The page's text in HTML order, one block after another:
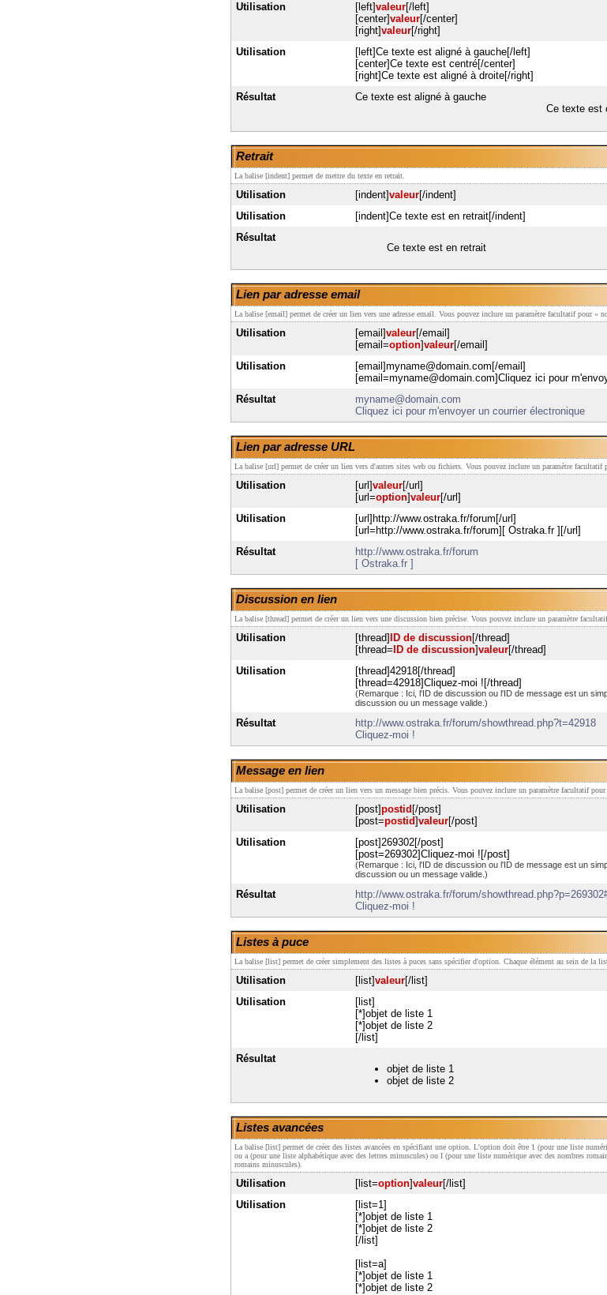
Utilisation [left]valeur[/left]
[center]valeur[/center]
[right]valeur[/right]
Utilisation
[left]Ce texte est aligné à gauche[/left]
[center]Ce texte est centré[/center]
[right]Ce texte est aligné à droite[/right]
Résultat
Ce texte est aligné à gauche
Ce texte est
Retrait
La balise [indent] permet de mettre du texte en retrait.
Utilisation [indent]valeur[/indent]
Utilisation
[indent]Ce texte est en retrait[/indent]
Résultat
Ce texte est en retrait
Lien par adresse email
La balise [email] permet de créer un lien vers une adresse email. Vous pouvez inclure un paramètre facultatif pour «
Utilisation [email]valeur[/email]
[email=option]valeur[/email]
Utilisation
[email]myname@domain.com[/email]
[email=myname@domain.com]Cliquez ici pour
Résultat
myname@domain.com
Cliquez ici pour m'envoyer un courrier électronique
Lien par adresse URL
La balise [url] permet de créer un lien vers d'autres sites web ou fichiers. Vous pouvez inclure un paramètre facultatif
Utilisation [url]valeur[/url]
[url=option]valeur[/url]
Utilisation
[url]http://www.ostraka.fr/forum[/url]
[url=http://www.ostraka.fr/forum][ Ostraka.fr ][/url]
Résultat
http://www.ostraka.fr/forum
[ Ostraka.fr ]
Discussion en lien
La balise [thread] permet de créer un lien vers une discussion bien précise. Vous pouvez inclure un paramètre
Utilisation [thread] ID de discussion[/thread]
[thread= ID de discussion]valeur[/thread]
Utilisation
[thread]42918[/thread]
[thread=42918]Cliquez-moi ![/thread]
(Remarque : Ici, l'ID de discussion ou l'ID de message est un
discussion ou un message valide.)
Résultat
http://www.ostraka.fr/forum/showthread.php?t=42918
Cliquez-moi !
Message en lien
La balise [post] permet de créer un lien vers un message bien précis. Vous pouvez inclure un paramètre facultatif
Utilisation [post]postid [/post]
[post=postid]valeur[/post]
Utilisation
[post]269302[/post]
[post=269302]Cliquez-moi ![/post]
(Remarque : Ici, l'ID de discussion ou l'ID de message est un
discussion ou un message valide.)
Résultat
http://www.ostraka.fr/forum/
Cliquez-moi !
Listes à puce
La balise [list] permet de créer simplement des listes à puces sans spécifier d'option. Chaque élément au sein de la
Utilisation [list]valeur[/list]
Utilisation
[list]
[*]objet de liste 1
[*]objet de liste 2
[/list]
Résultat
objet de liste 1
objet de liste 2
Listes avancées
La balise [list] permet de créer des listes avancées en spécifiant une option. L'option doit être 1 (pour une liste
ou a (pour une liste alphabétique avec des lettres minuscules) ou I (pour une liste numérique avec des nombres
romains minuscules).
Utilisation [list=option]valeur[/list]
Utilisation
[list=1]
[*]objet de liste 1
[*]objet de liste 2
[/list]
[list=a]
[*]objet de liste 1
[*]objet de liste 2